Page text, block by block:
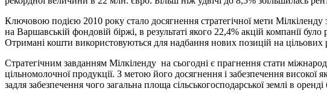
Ключовою подією 2010 року стало досягнення стратегічної мети
на Варшавській фондовій біржі, в результаті якого 22,4% акцій компанії
Отримані кошти використовуються для надбання нових позицій на
Стратегічним завданням Мілкіленду на сьогодні є прагнення стати
цільномолочної продукції. З метою його досягнення і забезпечення
задля забезпечення чого загальна площа сільськогосподарської землі в